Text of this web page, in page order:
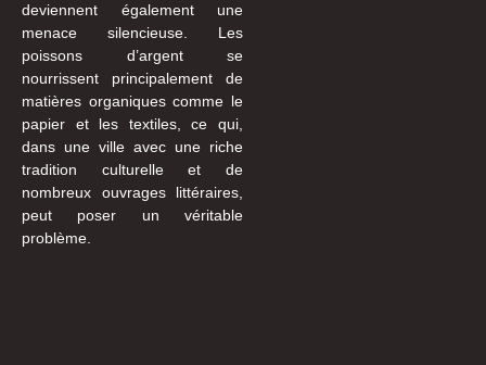
deviennent également une
menace silencieuse. Les
poissons d’argent se
nourrissent principalement de
matières organiques comme le
papier et les textiles, ce qui,
dans une ville avec une riche
tradition culturelle et de
nombreux ouvrages littéraires,
peut poser un véritable
problème.